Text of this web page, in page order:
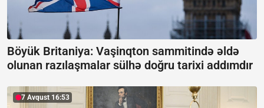
Böyük Britaniya: Vaşinqton sammitində əldə
olunan razılaşmalar sülhə doğru tarixi addımdır
7 Avqust 16:53